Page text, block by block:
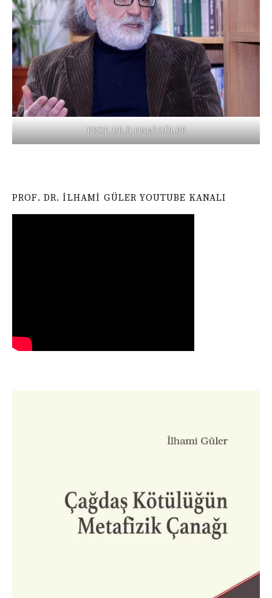
PROF. DR. İLHAMİ GÜLER
PROF. DR. İLHAMI GÜLER YOUTUBE KANALI